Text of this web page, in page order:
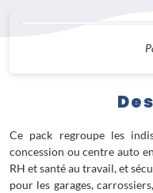
Ce pack regroupe les
concession ou centre auto
RH et santé au travail, et
pour les garages,